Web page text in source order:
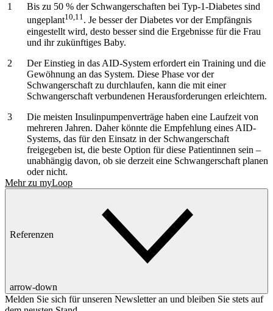
Bis zu 50 % der Schwangerschaften bei Typ-1-Diabetes sind
ungeplant10,11. Je besser der Diabetes vor der Empfängnis
eingestellt wird, desto besser sind die Ergebnisse für die Frau
und ihr zukünftiges Baby.
Der Einstieg in das AID-System erfordert ein Training und die
Gewöhnung an das System. Diese Phase vor der
Schwangerschaft zu durchlaufen, kann die mit einer
Schwangerschaft verbundenen Herausforderungen erleichtern.
Die meisten Insulinpumpenverträge haben eine Laufzeit von
mehreren Jahren. Daher könnte die Empfehlung eines AID-
Systems, das für den Einsatz in der Schwangerschaft
freigegeben ist, die beste Option für diese Patientinnen sein –
unabhängig davon, ob sie derzeit eine Schwangerschaft planen
oder nicht.
Mehr zu myLoop
Referenzen
arrow-down
Melden Sie sich für unseren Newsletter an und bleiben Sie stets auf